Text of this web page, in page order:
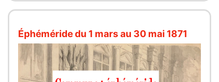
Éphéméride du 1 mars au 30 mai 1871